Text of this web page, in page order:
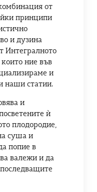
от
принципи
и дузина
Интегралното
ние във
и
наши статии.
и
ѝ
плодородие,
суша и
попие в
валежи и да